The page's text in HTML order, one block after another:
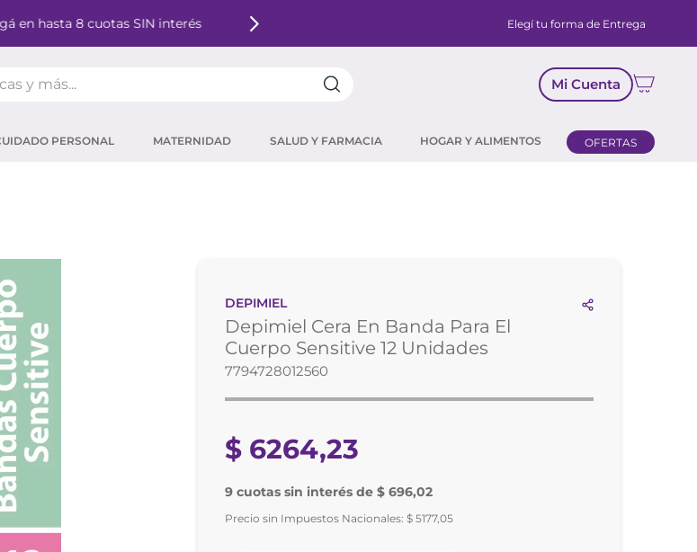
en hasta 8 cuotas SIN interés Elegí tu forma de Entrega
Mi Cuenta
PERSONAL MATERNIDAD SALUD Y FARMACIA HOGAR Y ALIMENTOS OFERTAS
DEPIMIEL
Depimiel Cera En Banda Para El
Cuerpo Sensitive 12 Unidades
7794728012560
$ 6264,23
9 cuotas sin interés de $ 696,02
Precio sin Impuestos Nacionales:$ 5177,05